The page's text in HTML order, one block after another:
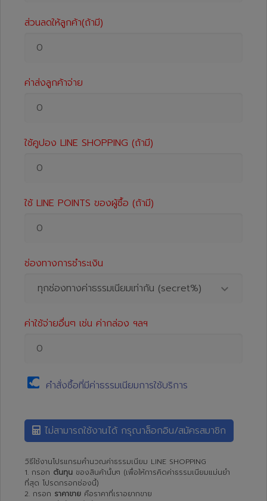
ส่วนลดให้ลูกค้า(ถ้ามี)
ค่าส่งลูกค้าจ่าย
ใช้คูปอง LINE SHOPPING (ถ้ามี)
ใช้ LINE POINTS ของผู้ซื้อ (ถ้ามี)
ช่องทางการชำระเงิน
ทุกช่องทางค่าธรรมเนียมเท่ากัน (secret%)
ค่าใช้จ่ายอื่นๆ เช่น ค่ากล่อง ฯลฯ
คำสั่งซื้อที่มีค่าธรรมเนียมการใช้บริการ
ไม่สามารถใช้งานได้ กรุณาล็อกอิน/สมัครสมาชิก
วิธีใช้งานโปรแกรมคำนวณค่าธรรมเนียม LINE SHOPPING
1. กรอก ต้นทุน ของสินค้านั้นๆ (เพื่อให้การคิดค่าธรรมเนียมแม่นยำ
ที่สุด โปรดกรอกช่องนี้)
2. กรอก ราคาขาย คือราคาที่เราอยากขาย